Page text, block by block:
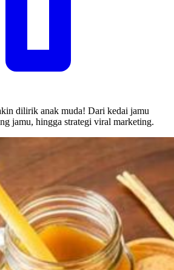
dilirik anak muda! Dari kedai jamu
jamu, hingga strategi viral marketing.